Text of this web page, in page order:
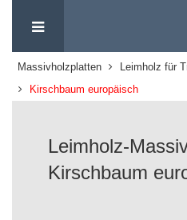
Massivholzplatten
Leimholz für
Kirschbaum europäisch
Leimholz-
Kirschbaum